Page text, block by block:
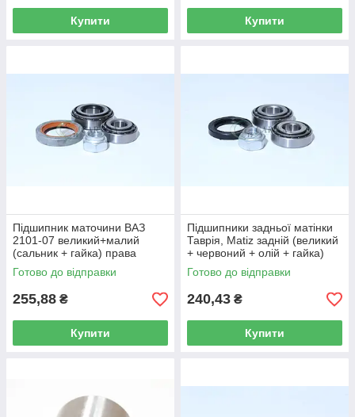
Купити Купити
Підшипник маточини ВАЗ
2101-07 великий+малий
(сальник + гайка) права
сторона AT 1002-001B AT
Готово до відправки
255,88 ₴
Купити
Підшипники задньої матінки
Таврія, Matiz задній (великий
+ червоний + олій + гайка)
7204 AT
Готово до відправки
240,43 ₴
Купити